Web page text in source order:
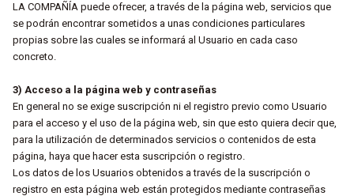
LA COMPAÑÍA puede ofrecer, a través de la página web, servicios que
se podrán encontrar sometidos a unas condiciones particulares
propias sobre las cuales se informará al Usuario en cada caso
concreto.
3) Acceso a la página web y contraseñas
En general no se exige suscripción ni el registro previo como Usuario
para el acceso y el uso de la página web, sin que esto quiera decir que,
para la utilización de determinados servicios o contenidos de esta
página, haya que hacer esta suscripción o registro.
Los datos de los Usuarios obtenidos a través de la suscripción o
registro en esta página web están protegidos mediante contraseñas